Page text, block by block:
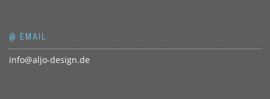
@ EMAIL
info@aljo-design.de